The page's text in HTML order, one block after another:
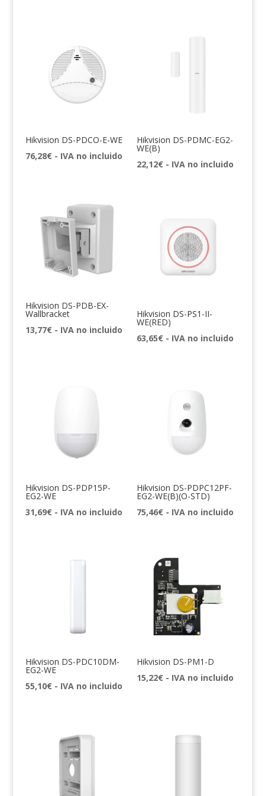
Hikvision DS-PDCO-E-WE
76,28€ - IVA no incluido
Hikvision DS-PDMC-EG2-
WE(B)
22,12€ - IVA no incluido
Hikvision DS-PDB-EX-
Wallbracket
13,77€ - IVA no incluido
Hikvision DS-PS1-II-
WE(RED)
63,65€ - IVA no incluido
Hikvision DS-PDP15P-
EG2-WE
31,69€ - IVA no incluido
Hikvision DS-PDPC12PF-
EG2-WE(B)(O-STD)
75,46€ - IVA no incluido
Hikvision DS-PDC10DM-
EG2-WE
55,10€ - IVA no incluido
Hikvision DS-PM1-D
15,22€ - IVA no incluido